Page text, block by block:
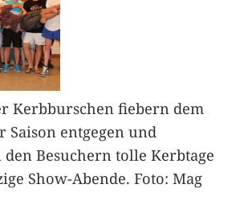
Kerbburschen fiebern dem
Saison entgegen und
Besuchern tolle Kerbtage
Show-Abende. Foto: Mag